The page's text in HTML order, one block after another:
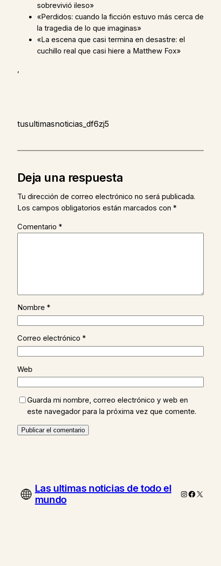
sobrevivió ileso»
«Perdidos: cuando la ficción estuvo más cerca de
la tragedia de lo que imaginas»
«La escena que casi termina en desastre: el
cuchillo real que casi hiere a Matthew Fox»
,
tusultimasnoticias_df6zj5
Deja una respuesta
Tu dirección de correo electrónico no será publicada.
Los campos obligatorios están marcados con *
Comentario *
Nombre *
Correo electrónico *
Web
Guarda mi nombre, correo electrónico y web en
este navegador para la próxima vez que comente.
Las ultimas noticias de todo el
mundo
Instagram
X